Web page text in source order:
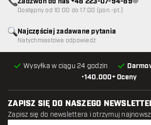
•140.000+ Oceny
Wysyłka w ciągu 24 godzin
Najczęściej zadawane pytania
Natychmiastowa odpowiedź
Dostępny od 10:00 do 17:00 (pon.-pt.)
ZAPISZ SIĘ DO NASZEGO
Zapisz się do newslettera i otrzymuj